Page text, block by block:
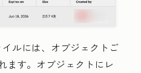
ルには、オブジェクトご
ます。オブジェクトにレ